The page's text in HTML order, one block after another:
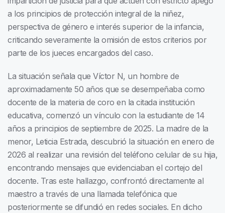
a los principios de protección integral de la niñez,
perspectiva de género e interés superior de la infancia,
criticando severamente la omisión de estos criterios por
parte de los jueces encargados del caso.
La situación señala que Víctor N, un hombre de
aproximadamente 50 años que se desempeñaba como
docente de la materia de coro en la citada institución
educativa, comenzó un vínculo con la estudiante de 14
años a principios de septiembre de 2025. La madre de la
menor, Leticia Estrada, descubrió la situación en enero de
2026 al realizar una revisión del teléfono celular de su hija,
encontrando mensajes que evidenciaban el cortejo del
docente. Tras este hallazgo, confrontó directamente al
maestro a través de una llamada telefónica que
posteriormente se difundió en redes sociales. En dicho